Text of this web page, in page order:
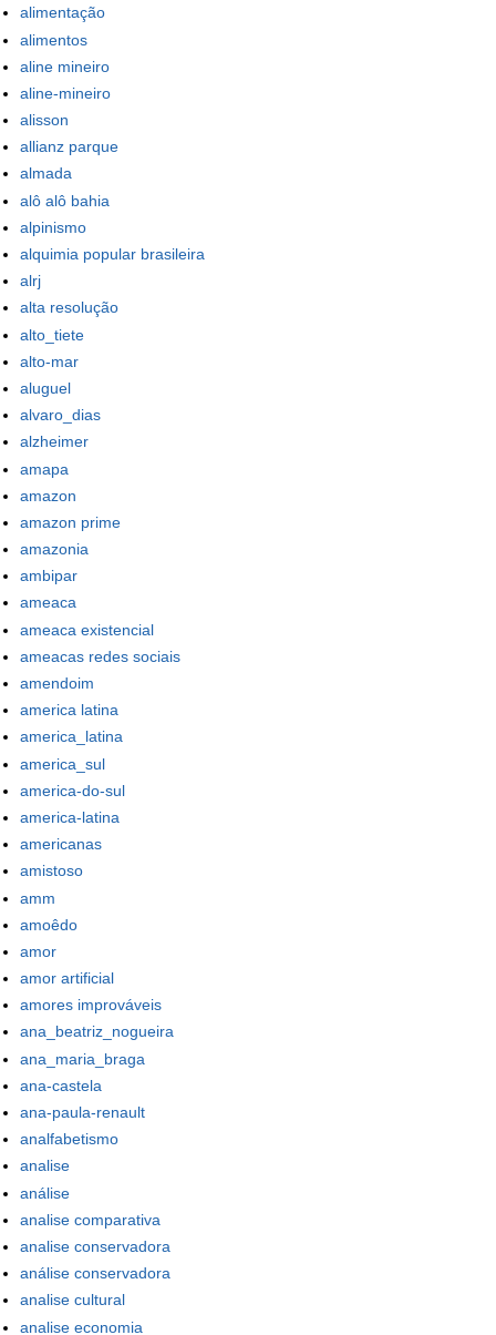
alimentação
alimentos
aline mineiro
aline-mineiro
alisson
allianz parque
almada
alô alô bahia
alpinismo
alquimia popular brasileira
alrj
alta resolução
alto_tiete
alto-mar
aluguel
alvaro_dias
alzheimer
amapa
amazon
amazon prime
amazonia
ambipar
ameaca
ameaca existencial
ameacas redes sociais
amendoim
america latina
america_latina
america_sul
america-do-sul
america-latina
americanas
amistoso
amm
amoêdo
amor
amor artificial
amores improváveis
ana_beatriz_nogueira
ana_maria_braga
ana-castela
ana-paula-renault
analfabetismo
analise
análise
analise comparativa
analise conservadora
análise conservadora
analise cultural
analise economia